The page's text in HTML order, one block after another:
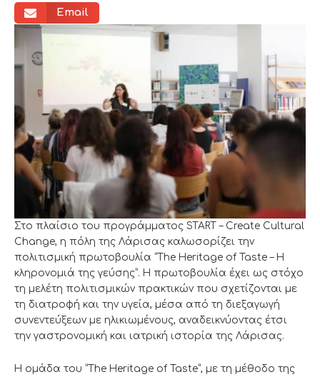
Email
Στο πλαίσιο του προγράμματος START – Create Cultural
Change, η πόλη της Λάρισας καλωσορίζει την
πολιτισμική πρωτοβουλία “The Heritage of Taste – Η
κληρονομιά της γεύσης”. Η πρωτοβουλία έχει ως στόχο
τη μελέτη πολιτισμικών πρακτικών που σχετίζονται με
τη διατροφή και την υγεία, μέσα από τη διεξαγωγή
συνεντεύξεων με ηλικιωμένους, αναδεικνύοντας έτσι
την γαστρονομική και ιατρική ιστορία της Λάρισας.
Η ομάδα του “The Heritage of Taste”, με τη μέθοδο της